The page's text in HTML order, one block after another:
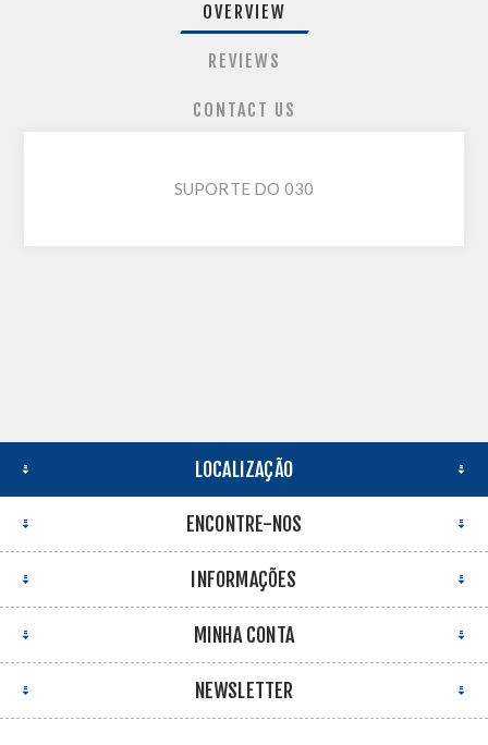
OVERVIEW
REVIEWS
CONTACT US
SUPORTE DO 030
LOCALIZAÇÃO
ENCONTRE-NOS
INFORMAÇÕES
MINHA CONTA
NEWSLETTER